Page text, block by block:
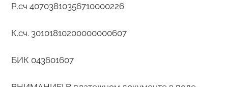
Р.сч 40703810356710000226
К.сч. 30101810200000000607
БИК 043601607